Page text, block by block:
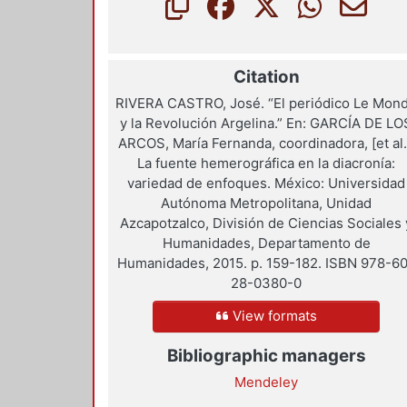
Citation
RIVERA CASTRO, José. “El periódico Le
y la Revolución Argelina.” En: GARCÍA DE
ARCOS, María Fernanda, coordinadora, [et
La fuente hemerográfica en la diacronía:
variedad de enfoques. México: Universidad
Autónoma Metropolitana, Unidad
Azcapotzalco, División de Ciencias Sociales
Humanidades, Departamento de
Humanidades, 2015. p. 159-182. ISBN 978-
28-0380-0
View formats
Bibliographic managers
Mendeley